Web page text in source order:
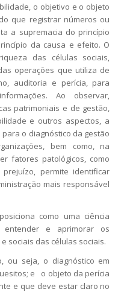
o objetivo e o objeto
que registrar números ou
a supremacia do princípio
da causa e efeito. O
das células sociais,
operações que utiliza de
auditoria e perícia, para
Ao observar,
patrimoniais e de gestão,
e outros aspectos, a
o diagnóstico da gestão
bem como, na
fatores patológicos, como
permite identificar
mais responsável
como uma ciência
entender e aprimorar os
sociais das células sociais.
seja, o diagnóstico em
e o objeto da perícia
e que deve estar claro no